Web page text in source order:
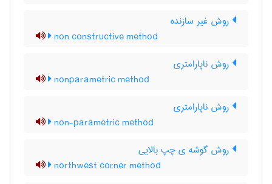
روش غیر سازنده
non constructive method
روش ناپارامتری
nonparametric method
روش ناپارامتری
non-parametric method
روش گوشه ی چپ بالایی
northwest corner method